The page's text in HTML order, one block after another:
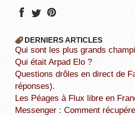
DERNIERS ARTICLES
Qui sont les plus grands
Qui était Arpad Elo ?
Questions drôles en direct de Facebook (avec les
réponses).
Les Péages à Flux libre en
Messenger : Comment récupérer et lire toutes les